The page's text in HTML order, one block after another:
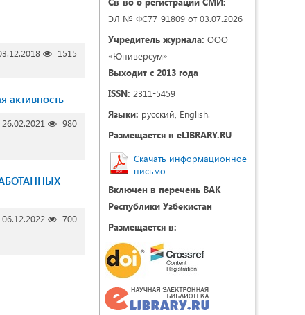
1515
активность
26.02.2021 980
06.12.2022 700
ЭЛ № ФС77-91809 от 03.07.2026
Учредитель журнала: ООО
«Юниверсум»
Выходит с 2013 года
ISSN: 2311-5459
Языки: русский, English.
Размещается в eLIBRARY.RU
Скачать информационное
письмо
Включен в перечень ВАК
Республики Узбекистан
Размещается в: